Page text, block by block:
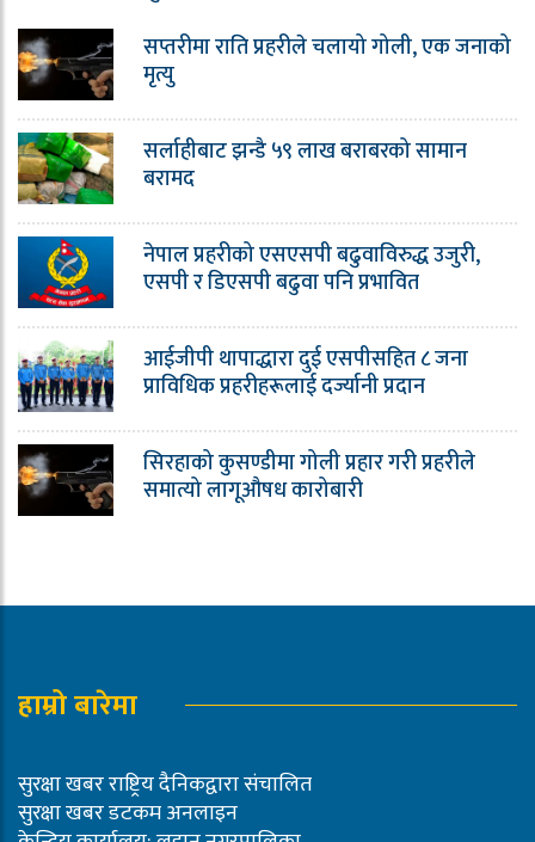
सप्तरीमा राति प्रहरीले चलायो गोली, एक जनाको
मृत्यु
सर्लाहीबाट झन्डै ५९ लाख बराबरको सामान
बरामद
नेपाल प्रहरीको एसएसपी बढुवाविरुद्ध उजुरी,
एसपी र डिएसपी बढुवा पनि प्रभावित
आईजीपी थापाद्धारा दुई एसपीसहित ८ जना
प्राविधिक प्रहरीहरूलाई दर्ज्यानी प्रदान
सिरहाको कुसण्डीमा गोली प्रहार गरी प्रहरीले
समात्यो लागूऔषध कारोबारी
हाम्रो बारेमा
सुरक्षा खबर राष्ट्रिय दैनिकद्वारा संचालित
सुरक्षा खबर डटकम अनलाइन